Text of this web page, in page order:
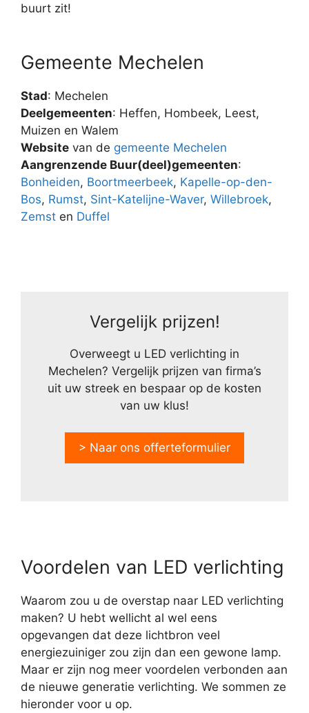
buurt zit!
Gemeente Mechelen
Stad: Mechelen
Deelgemeenten: Heffen, Hombeek, Leest,
Muizen en Walem
Website van de gemeente Mechelen
Aangrenzende Buur(deel)gemeenten:
Bonheiden, Boortmeerbeek, Kapelle-op-den-
Bos, Rumst, Sint-Katelijne-Waver, Willebroek,
Zemst en Duffel
Vergelijk prijzen!
Overweegt u LED verlichting in
Mechelen? Vergelijk prijzen van firma’s
uit uw streek en bespaar op de kosten
van uw klus!
> Naar ons offerteformulier
Voordelen van LED verlichting
Waarom zou u de overstap naar LED verlichting
maken? U hebt wellicht al wel eens
opgevangen dat deze lichtbron veel
energiezuiniger zou zijn dan een gewone lamp.
Maar er zijn nog meer voordelen verbonden aan
de nieuwe generatie verlichting. We sommen ze
hieronder voor u op.